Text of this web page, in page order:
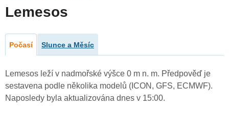
Lemesos
Počasí Slunce a Měsíc
Lemesos leží v nadmořské výšce 0 m n. m. Předpověď je
sestavena podle několika modelů (ICON, GFS, ECMWF).
Naposledy byla aktualizována dnes v 15:00.